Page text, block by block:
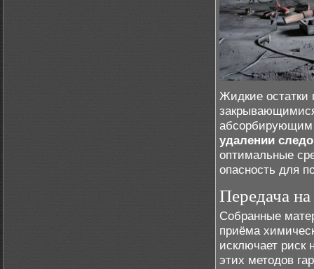
Жидкие остатки
абсорбирующим
удалении
оптимальные
опасность для
Передача
Собранные
приёма
исключает риск
этих методов